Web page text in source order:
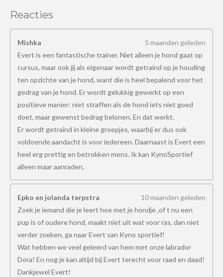
Reacties
Mishka
5 maanden geleden
Evert is een fantastische trainer. Niet alleen je hond gaat op
cursus, maar ook jij als eigenaar wordt getraind op je houding
ten opzichte van je hond, want die is heel bepalend voor het
gedrag van je hond. Er wordt gelukkig gewerkt op een
positieve manier: niet straffen als de hond iets niet goed
doet, maar gewenst bedrag belonen. En dat werkt.
Er wordt getraind in kleine groepjes, waarbij er dus ook
voldoende aandacht is voor iedereen. Daarnaast is Evert een
heel erg prettig en betrokken mens. Ik kan KynoSportief
alleen maar aanraden.
Epko en jolanda terpstra
10 maanden geleden
Zoek je iemand die je leert hoe met je hondje ,of t nu een
pup is of oudere hond, maakt niet uit wat voor ras, dan niet
verder zoeken, ga naar Evert van Kyno sportief!
Wat hebben we veel geleerd van hem met onze labrador
Dora! En nog je kan altijd bij Evert terecht voor raad en daad!
Dankjewel Evert!